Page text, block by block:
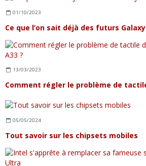
01/10/2023
Ce que l’on sait déjà des futurs Galaxy
13/03/2023
05/05/2024
Tout savoir sur les chipsets mobiles